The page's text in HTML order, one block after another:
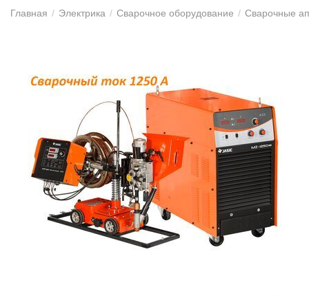
Главная / Электрика / Сварочное оборудование / Сварочные